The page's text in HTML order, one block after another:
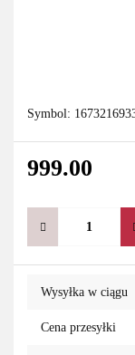
Symbol:
999.00
Wysyłka w ciągu
Cena przesyłki